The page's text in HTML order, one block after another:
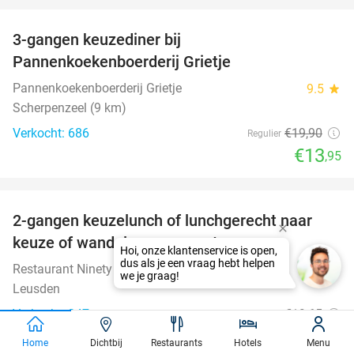
3-gangen keuzediner bij
Pannenkoekenboerderij Grietje
Pannenkoekenboerderij Grietje 9.5 star
Scherpenzeel (9 km)
Verkocht: 686
Regulier €19,90
€13,95
39%
2-gangen keuzelunch of lunchgerecht naar
keuze of wandelarrangement
Restaurant Ninety Leusden 9.0star
Leusden
Verkocht: 347
Regulier €19,65
€11
Home Dichtbij Restaurants Hotels Menu